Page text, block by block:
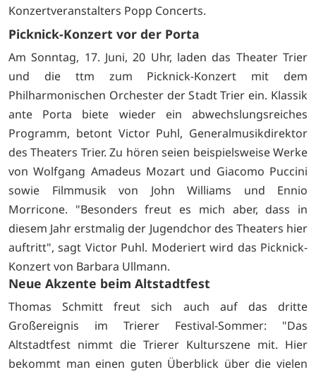
Konzertveranstalters Popp Concerts.
Picknick-Konzert vor der Porta
Am Sonntag, 17. Juni, 20 Uhr, laden das Theater Trier
und die ttm zum Picknick-Konzert mit dem
Philharmonischen Orchester der Stadt Trier ein. Klassik
ante Porta biete wieder ein abwechslungsreiches
Programm, betont Victor Puhl, Generalmusikdirektor
des Theaters Trier. Zu hören seien beispielsweise Werke
von Wolfgang Amadeus Mozart und Giacomo Puccini
sowie Filmmusik von John Williams und Ennio
Morricone. "Besonders freut es mich aber, dass in
diesem Jahr erstmalig der Jugendchor des Theaters hier
auftritt", sagt Victor Puhl. Moderiert wird das Picknick-
Konzert von Barbara Ullmann.
Neue Akzente beim Altstadtfest
Thomas Schmitt freut sich auch auf das dritte
Großereignis im Trierer Festival-Sommer: "Das
Altstadtfest nimmt die Trierer Kulturszene mit. Hier
bekommt man einen guten Überblick über die vielen